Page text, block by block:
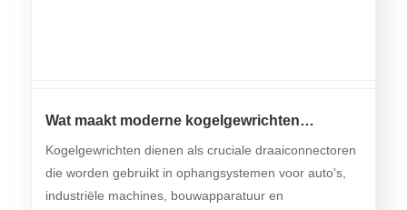
Wat maakt moderne kogelgewrichten
automobiel- en industriële toepassingen?
Kogelgewrichten dienen als cruciale draaiconnectoren
die worden gebruikt in ophangsystemen voor auto's,
industriële machines, bouwapparatuur en